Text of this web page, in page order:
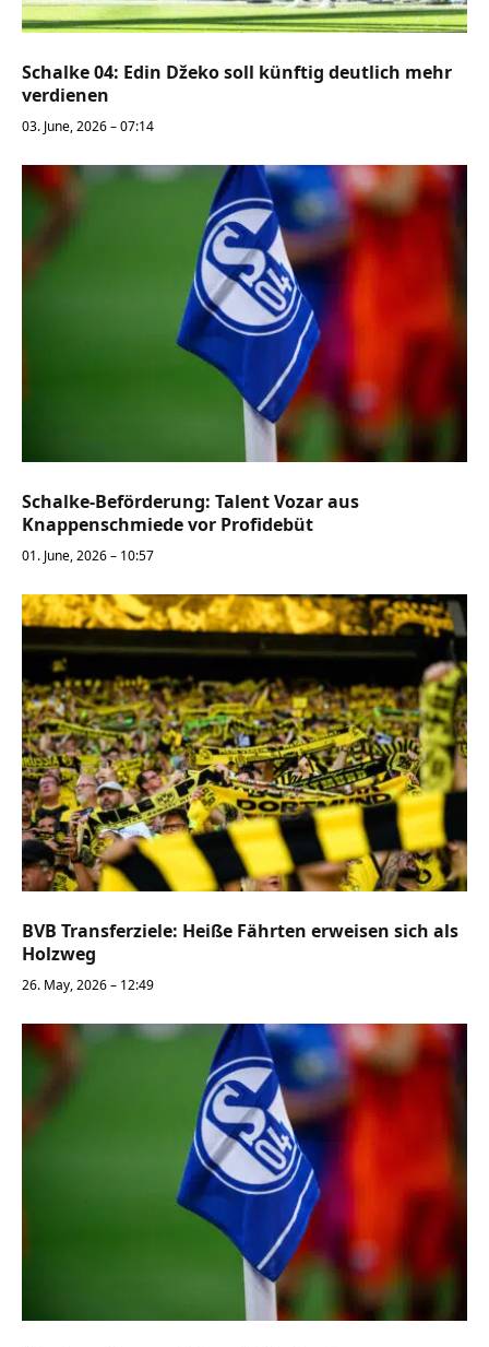
Schalke 04: Edin Džeko soll künftig deutlich mehr
verdienen
03. June, 2026 – 07:14
Schalke-Beförderung: Talent Vozar aus
Knappenschmiede vor Profidebüt
01. June, 2026 – 10:57
BVB Transferziele: Heiße Fährten erweisen sich als
Holzweg
26. May, 2026 – 12:49